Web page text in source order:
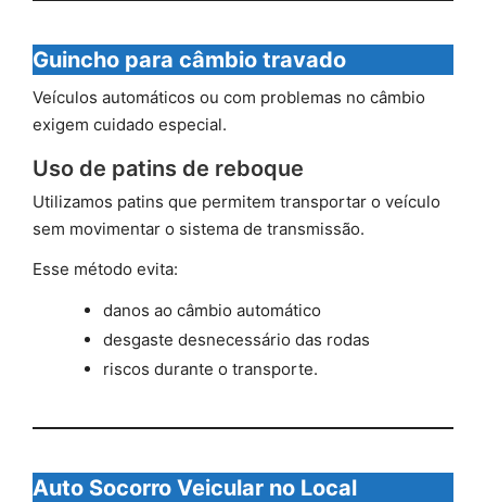
Guincho para câmbio travado
Veículos automáticos ou com problemas no câmbio
exigem cuidado especial.
Uso de patins de reboque
Utilizamos patins que permitem transportar o veículo
sem movimentar o sistema de transmissão.
Esse método evita:
danos ao câmbio automático
desgaste desnecessário das rodas
riscos durante o transporte.
Auto Socorro Veicular no Local